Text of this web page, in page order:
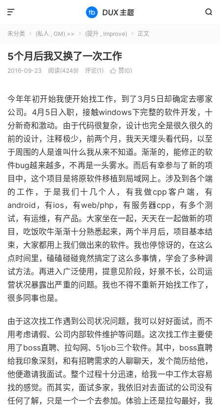


未分类  (私人 , GM) >>  (提升 , Improve)  正文
5个月后我又换了一次工作
2016-09-23 阅读(4249) 评论(1)  赞(0)
今年年初开始我便开始找工作，到了3月5日却确定去哪家
公司。4月5日入职，接触windows下完整的软件开发，十
分新奇和激动。由于代码很复杂，设计也完全是很久很久的
前的设计，注释极少，前两个月，我天天埋头看代码，以至
于周围的人是谁叫什么我从来不知道。渐渐的，能修正的软
件bug越来越多，不再是一头雾水。而后有幸参与了新的项
目中，这个项目是将原软件移植到局域网上。涉及到各个端
的工作，于是我们十几个人，有我做cpp客户端，有
android，有ios，有web/php，有服务器cpp，有多个测
试，有运维，有产品。大家坐在一起，天天在一起做新的项
目，吃饭吹牛渐渐十分熟悉起来，两个半月后，项目基本结
束，大家都用上我们做出来的软件。我也停惊讶的，在这么
点时间里，磕磕碰碰竟然搞定了这么多事情，学会了多种调
试方法。再进入广泛使用，提意见阶段，好景不长，公司运
营状况暴露出严重的问题。我也不得不重新开始找工作了，
很多同事也是。
由于这次找工作遇到公司状况问题，我可以好好面试，而不
用考虑请假、公司内部软件维护等问题。这次找工作主要使
用了boss直聘、拉勾网、51job三个软件。其中，boss直聘
给我印象深刻，和有招聘需求的人聊聊天，发个简历给他，
他便邀请我面试。整个过程十分迅速，给我一中工作太容易
找的感觉。而其实，面试多家，我依旧对去面试的公司没有
任何了解，只是一个一个去参加。体验上还是拉勾最好，我